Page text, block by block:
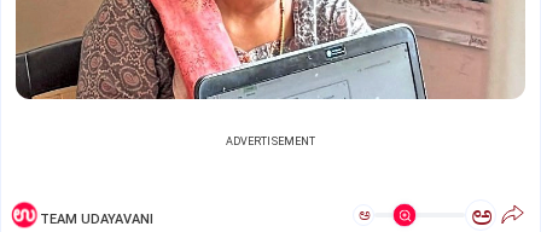
ADVERTISEMENT
TEAM UDAYAVANI ಅ ಅ